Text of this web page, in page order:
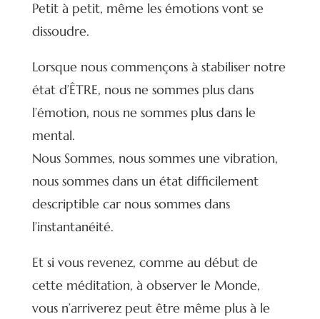
Petit à petit, même les émotions vont se
dissoudre.
Lorsque nous commençons à stabiliser notre
état d’ÊTRE, nous ne sommes plus dans
l’émotion, nous ne sommes plus dans le
mental.
Nous Sommes, nous sommes une vibration,
nous sommes dans un état difficilement
descriptible car nous sommes dans
l’instantanéité.
Et si vous revenez, comme au début de
cette méditation, à observer le Monde,
vous n’arriverez peut être même plus à le